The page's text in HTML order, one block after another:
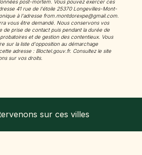
post-mortem. Vous pouvez exercer ces
41 rue de l'étoile 25370 Longevilles-Mont-
à l'adresse from.montdorexpe@gmail.com.
vous être demandé. Nous conservons vos
de prise de contact puis pendant la durée de
et de gestion des contentieux. Vous
sur la liste d'opposition au démarchage
adresse : Bloctel.gouv.fr. Consultez le site
sur vos droits.
sur ces villes